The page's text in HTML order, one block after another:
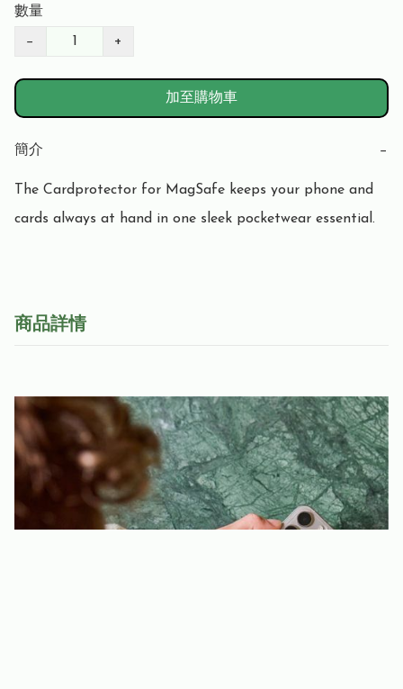
數量
− +
加至購物車
簡介 −
The Cardprotector for MagSafe keeps your phone and
cards always at hand in one sleek pocketwear essential.
商品詳情